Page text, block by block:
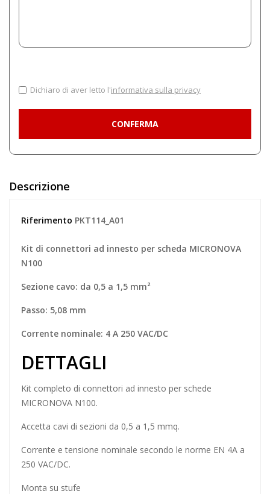
Dichiaro di aver letto l'informativa sulla privacy
Descrizione
Riferimento PKT114_A01
Kit di connettori ad innesto per scheda MICRONOVA
N100
Sezione cavo: da 0,5 a 1,5 mm²
Passo: 5,08 mm
Corrente nominale: 4 A 250 VAC/DC
DETTAGLI
Kit completo di connettori ad innesto per schede
MICRONOVA N100.
Accetta cavi di sezioni da 0,5 a 1,5 mmq.
Corrente e tensione nominale secondo le norme EN 4A a
250 VAC/DC.
Monta su stufe